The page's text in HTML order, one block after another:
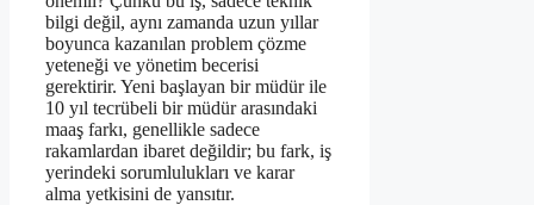
bilgi değil, aynı zamanda uzun yıllar
boyunca kazanılan problem çözme
yeteneği ve yönetim becerisi
gerektirir. Yeni başlayan bir müdür ile
10 yıl tecrübeli bir müdür arasındaki
maaş farkı, genellikle sadece
rakamlardan ibaret değildir; bu fark, iş
yerindeki sorumlulukları ve karar
alma yetkisini de yansıtır.